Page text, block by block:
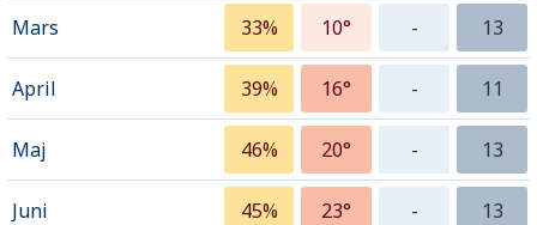
Mars 33% 10° - 13
April 39% 16° - 11
Maj 46% 20° - 13
Juni 45% 23° - 13